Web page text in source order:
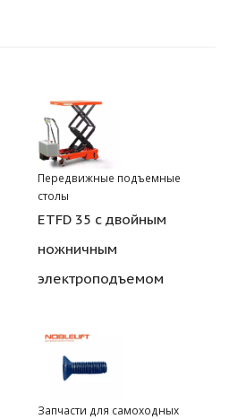
Передвижные подъемные
столы
ETFD 35 с двойным
ножничным
электроподъемом
Запчасти для самоходных